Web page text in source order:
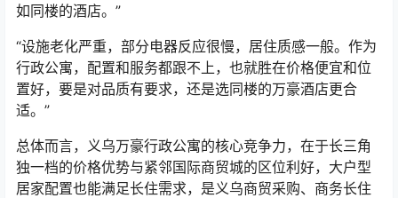
如同楼的酒店。 ”
“设施老化严重，部分电器反应很慢，居住质感一般。作为
行政公寓，配置和服务都跟不上，也就胜在价格便宜和位
置好，要是对品质有要求，还是选同楼的万豪酒店更合
适。 ”
总体而言，义乌万豪行政公寓的核心竞争力，在于长三角
独一档的价格优势与紧邻国际商贸城的区位利好，大户型
居家配置也能满足长住需求，是义乌商贸采购、商务长住